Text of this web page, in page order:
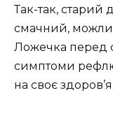
Так-так,
смачний,
Ложечка перед
симптоми
на своє здоров’я.